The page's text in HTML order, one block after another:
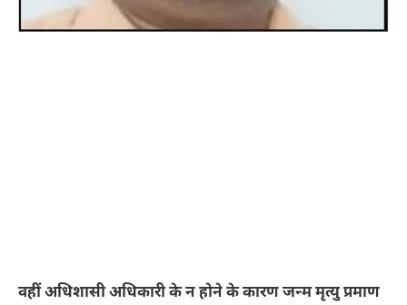
वहीं अधिशासी अधिकारी के न होने के कारण जन्म मृत्यु प्रमाण